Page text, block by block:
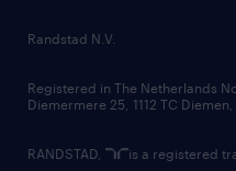
country websites
Randstad N.V.
Registered in The Netherlands
Diemermere 25, 1112 TC
RANDSTAD, is a registered